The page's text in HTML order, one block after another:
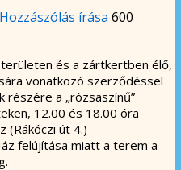
Hozzászólás írása 600
és a zártkertben élő,
vonatkozó szerződéssel
részére a „rózsaszínű”
12.00 és 18.00 óra
(Rákóczi út 4.)
felújítása miatt a terem a